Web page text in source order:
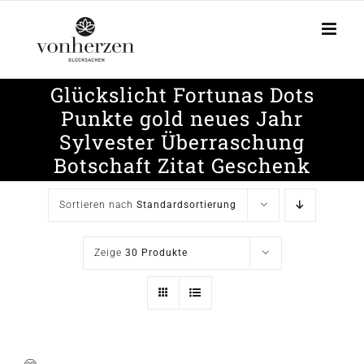
springen
Glückslicht Fortunas Dots
Punkte gold neues Jahr
Sylvester Überraschung
Botschaft Zitat Geschenk
Sortieren nach Standardsortierung
Zeige 30 Produkte